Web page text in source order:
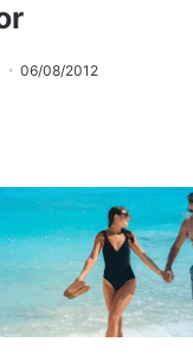
06/08/2012